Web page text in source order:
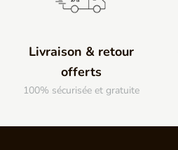
Livraison & retour
offerts
100% sécurisée et gratuite